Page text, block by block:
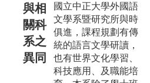
與相
關科
系之
異同
國立中正大學外國語
文學系暨研究所與時
俱進，課程規劃有傳
統的語言文學研讀，
也有世界文化學習、
科技應用、及職能培